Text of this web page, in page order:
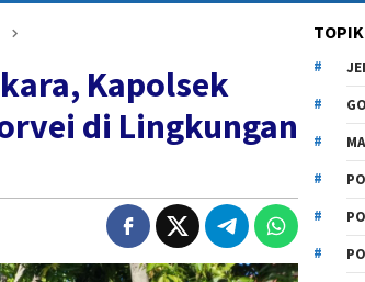
Kapolsek
di Lingkungan